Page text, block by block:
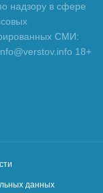
надзору в сфере
СМИ:
18+
данных